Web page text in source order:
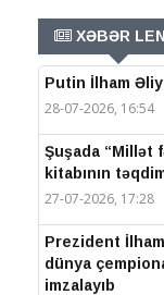
XƏBƏR
Putin İlham
28-07-2026, 16:54
Şuşada “Millət
kitabının
27-07-2026, 17:28
Prezident
dünya
imzalayıb